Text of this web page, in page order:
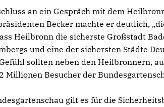
an ein Gespräch mit dem
Becker machte er deutlich,
Heilbronn die sicherste Großstadt
und eine der sichersten Städte
sollten neben den Heilbronnern,
Millionen Besucher der
gilt es für die